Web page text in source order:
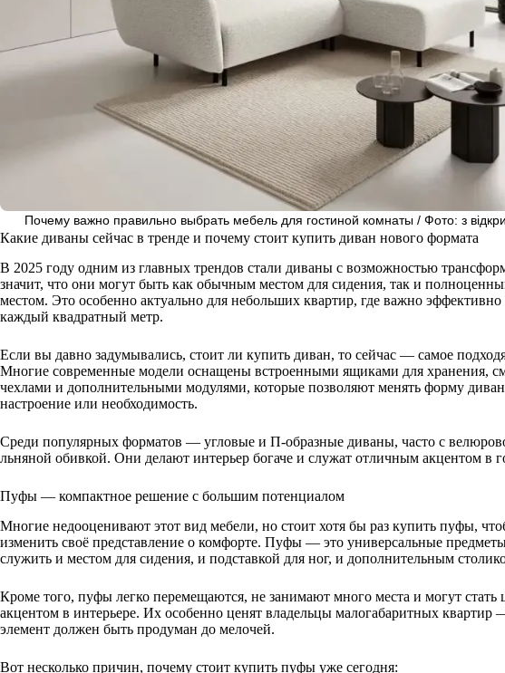
Почему важно правильно выбрать мебель для гостиной комнаты / Фото: з
Какие диваны сейчас в тренде и почему стоит купить диван нового формата
В 2025 году одним из главных трендов стали диваны с возможностью
значит, что они могут быть как обычным местом для сидения, так и
местом. Это особенно актуально для небольших квартир, где важно эффективно
каждый квадратный метр.
Если вы давно задумывались, стоит ли купить диван, то сейчас — самое
Многие современные модели оснащены встроенными ящиками для хранения,
чехлами и дополнительными модулями, которые позволяют менять форму
настроение или необходимость.
Среди популярных форматов — угловые и П-образные диваны, часто с
льняной обивкой. Они делают интерьер богаче и служат отличным акцентом в
Пуфы — компактное решение с большим потенциалом
Многие недооценивают этот вид мебели, но стоит хотя бы раз купить пуфы,
изменить своё представление о комфорте. Пуфы — это универсальные
служить и местом для сидения, и подставкой для ног, и дополнительным
Кроме того, пуфы легко перемещаются, не занимают много места и могут стать
акцентом в интерьере. Их особенно ценят владельцы малогабаритных квартир
элемент должен быть продуман до мелочей.
Вот несколько причин, почему стоит купить пуфы уже сегодня: